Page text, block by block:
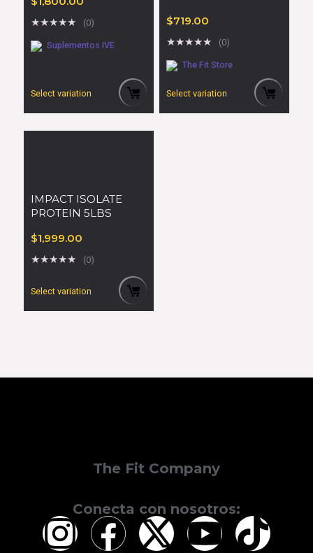
★★★★★ (0)
Suplementos IVE
Select variation
$719.00
★★★★★ (0)
The Fit Store
Select variation
IMPACT ISOLATE
PROTEIN 5LBS
$1,999.00
★★★★★ (0)
Select variation
The Fit Company
Conecta con nosotros: